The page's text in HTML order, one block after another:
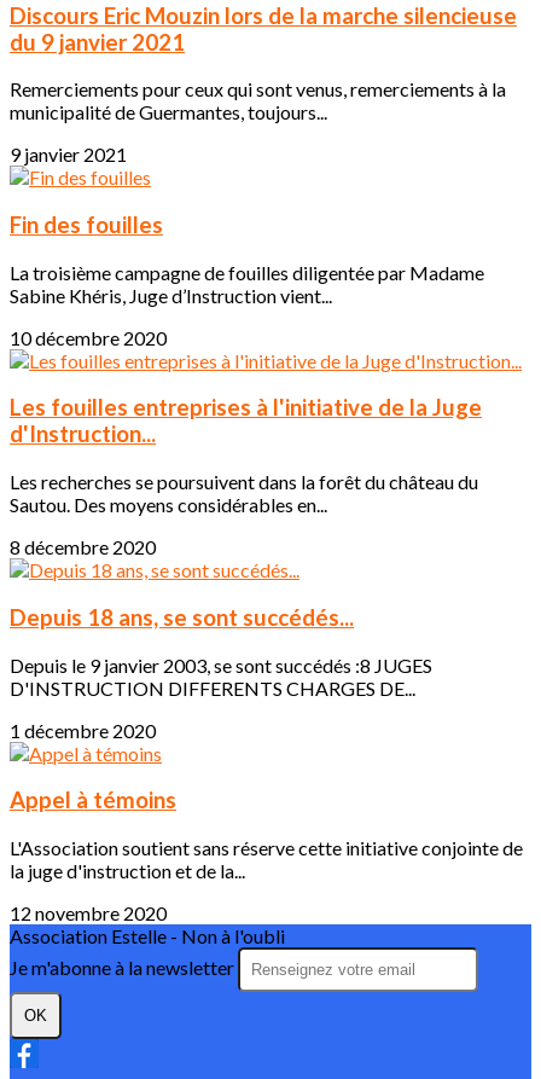
Discours Eric Mouzin lors de la marche silencieuse
du 9 janvier 2021
Remerciements pour ceux qui sont venus, remerciements à la
municipalité de Guermantes, toujours...
9 janvier 2021
Fin des fouilles
La troisième campagne de fouilles diligentée par Madame
Sabine Khéris, Juge d’Instruction vient...
10 décembre 2020
Les fouilles entreprises à l'initiative de la Juge
d'Instruction...
Les recherches se poursuivent dans la forêt du château du
Sautou. Des moyens considérables en...
8 décembre 2020
Depuis 18 ans, se sont succédés...
Depuis le 9 janvier 2003, se sont succédés :8 JUGES
D'INSTRUCTION DIFFERENTS CHARGES DE...
1 décembre 2020
Appel à témoins
L'Association soutient sans réserve cette initiative conjointe de
la juge d'instruction et de la...
12 novembre 2020
Association Estelle - Non à l'oubli
Je m'abonne à la newsletter
OK